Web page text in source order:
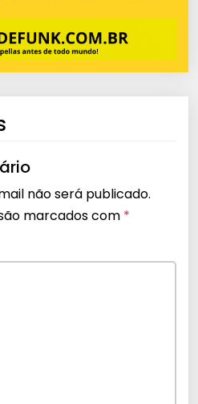
não será publicado.
marcados com *